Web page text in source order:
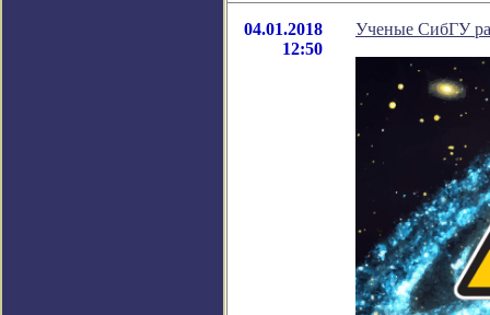
04.01.2018
12:50
Ученые СибГУ